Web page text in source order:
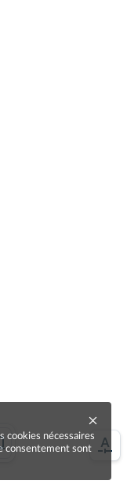
cookies nécessaires
consentement sont